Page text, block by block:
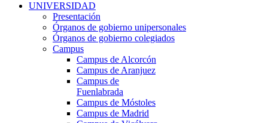
UNIVERSIDAD
Presentación
Órganos de gobierno unipersonales
Órganos de gobierno colegiados
Campus
Campus de Alcorcón
Campus de Aranjuez
Campus de
Fuenlabrada
Campus de Móstoles
Campus de Madrid